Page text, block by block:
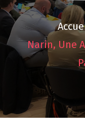
Narin, Une